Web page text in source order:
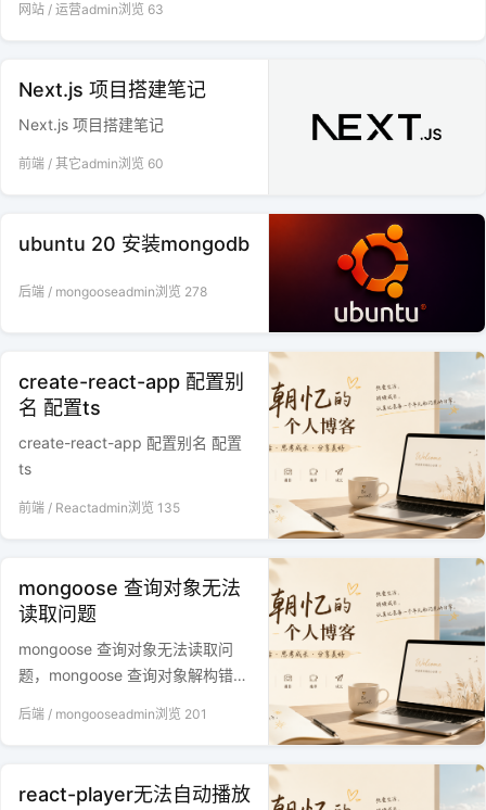
网站 / 运营admin浏览 63
Next.js 项目搭建笔记
Next.js 项目搭建笔记
前端 / 其它admin浏览 60
ubuntu 20 安装mongodb
后端 / mongooseadmin浏览 278
create-react-app 配置别
名 配置ts
create-react-app 配置别名 配置
ts
前端 / Reactadmin浏览 135
mongoose 查询对象无法
读取问题
mongoose 查询对象无法读取问
题，mongoose 查询对象解构错误
后端 / mongooseadmin浏览 201
react-player无法自动播放